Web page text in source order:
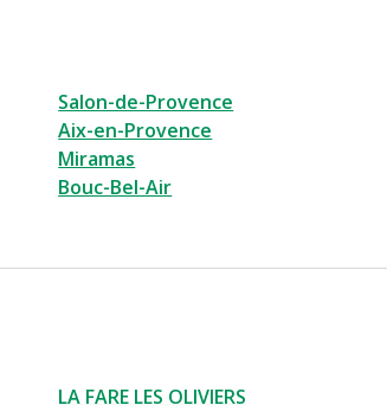
Salon-de-Provence
Aix-en-Provence
Miramas
Bouc-Bel-Air
LA FARE LES OLIVIERS